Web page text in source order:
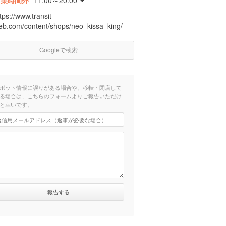
www.transit-
content/shops/neo_kissa_king/
Googleで検索
ット情報に誤りがある場合や、移転・閉店して
場合は、こちらのフォームよりご報告いただけ
幸いです。